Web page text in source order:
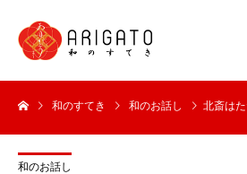
和のすてき 和のお話し 北斎は
和のお話し